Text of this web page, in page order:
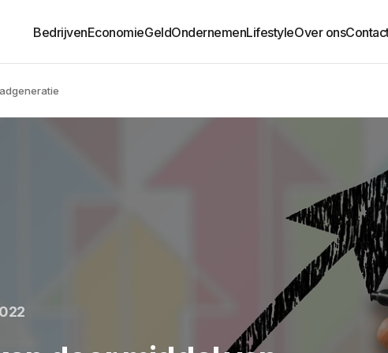
BedrijvenEconomieGeldOndernemenLifestyleOver ons